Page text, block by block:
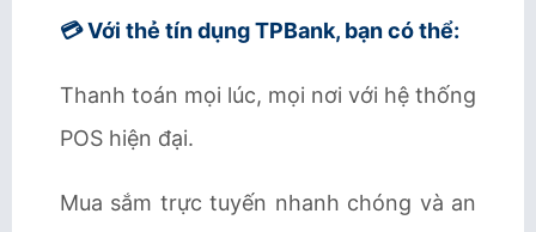
💳 Với thẻ tín dụng TPBank, bạn có thể:
Thanh toán mọi lúc, mọi nơi với hệ thống
POS hiện đại.
Mua sắm trực tuyến nhanh chóng và an